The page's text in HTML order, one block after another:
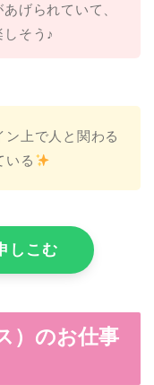
げられていて、
そう♪
ン上で人と関わる
いる
しこむ
）のお仕事